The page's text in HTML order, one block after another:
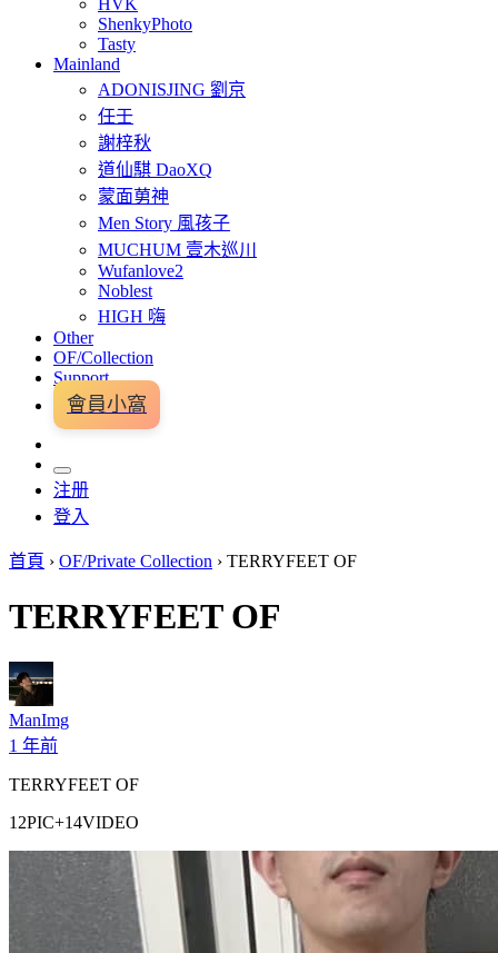
HVK
ShenkyPhoto
Tasty
Mainland
ADONISJING 劉京
任壬
謝梓秋
道仙騏 DaoXQ
蒙面莮神
Men Story 風孩子
MUCHUM 壹木巡川
Wufanlove2
Noblest
HIGH 嗨
Other
OF/Collection
Support
會員小窩
注册
登入
首頁 › OF/Private Collection › TERRYFEET OF
TERRYFEET OF
ManImg
1 年前
TERRYFEET OF
12PIC+14VIDEO